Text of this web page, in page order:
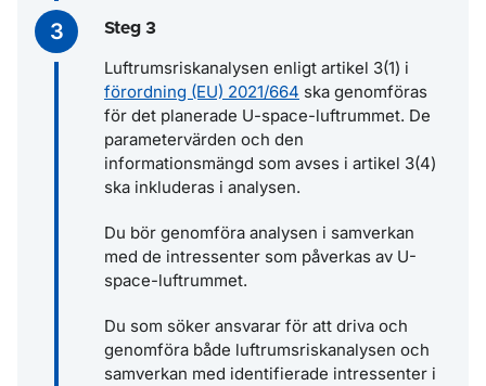
Steg 3
Luftrumsriskanalysen enligt artikel 3(1) i
förordning (EU) 2021/664 ska genomföras
för det planerade U-space-luftrummet. De
parametervärden och den
informationsmängd som avses i artikel 3(4)
ska inkluderas i analysen.
Du bör genomföra analysen i samverkan
med de intressenter som påverkas av U-
space-luftrummet.
Du som söker ansvarar för att driva och
genomföra både luftrumsriskanalysen och
samverkan med identifierade intressenter i